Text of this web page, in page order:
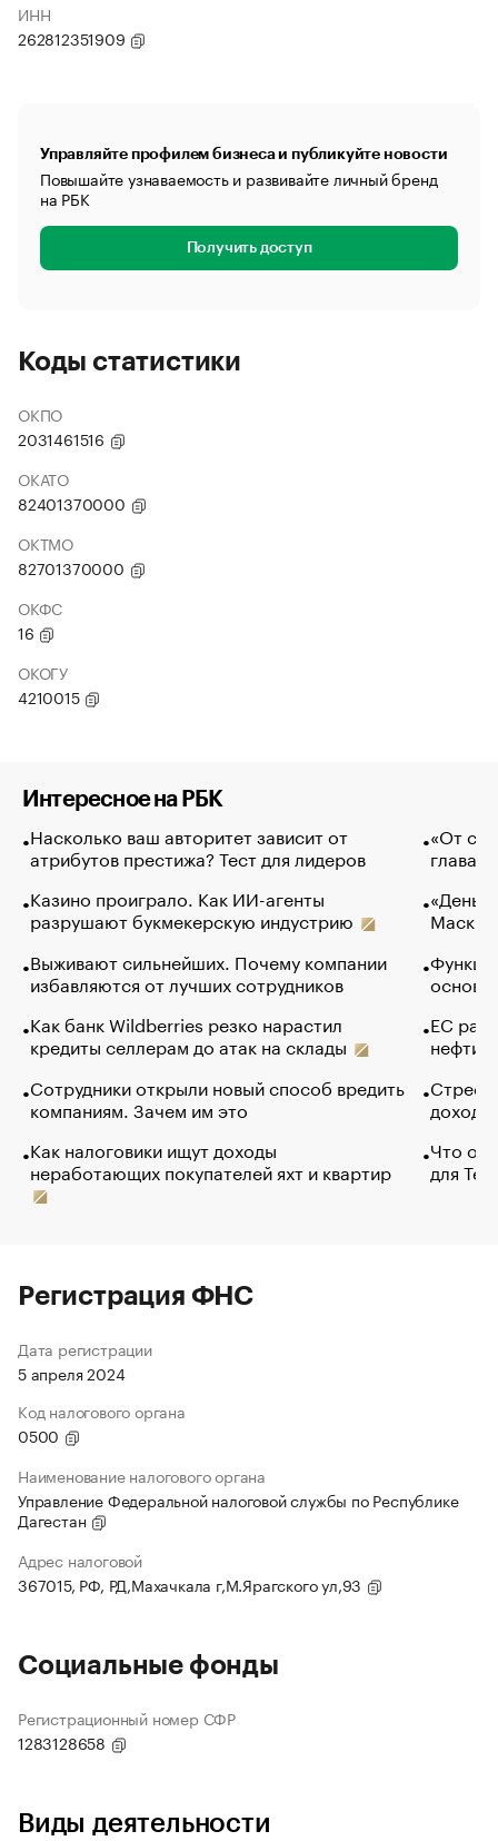
ИНН
262812351909
Управляйте профилем бизнеса и публикуйте новости
Повышайте узнаваемость и развивайте личный бренд
на РБК
Получить доступ
Коды статистики
ОКПО
2031461516
ОКАТО
82401370000
ОКТМО
82701370000
ОКФС
16
ОКОГУ
4210015
Интересное на РБК
Насколько ваш авторитет зависит от
атрибутов престижа? Тест для лидеров
Казино проиграло. Как ИИ-агенты
разрушают букмекерскую индустрию
Выживают сильнейших. Почему компании
избавляются от лучших сотрудников
Как банк Wildberries резко нарастил
кредиты селлерам до атак на склады
Сотрудники открыли новый способ вредить
компаниям. Зачем им это
Как налоговики ищут доходы
неработающих покупателей яхт и квартир
«От
глава
Маск в
основ
ЕС
нефти
Что
для
Регистрация ФНС
Дата регистрации
5 апреля 2024
Код налогового органа
0500
Наименование налогового органа
Управление Федеральной налоговой службы по Республике
Дагестан
Адрес налоговой
367015, РФ, РД,Махачкала г,М.Ярагского ул,93
Социальные фонды
Регистрационный номер СФР
1283128658
Виды деятельности